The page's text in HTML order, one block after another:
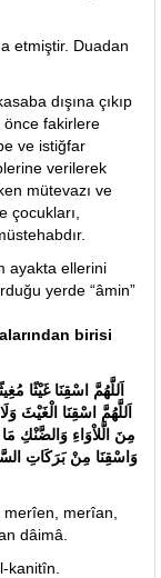
etmiştir. Duadan
dışına çıkıp
önce fakirlere
ve istiğfar
verilerek
mütevazı ve
çocukları,
ayakta ellerini
yerde “âmin”
birisi
اَللَّهُمَّ اسْقِنَا غَيْثًا
اَللَّهُمَّ اسْقِنَا الْغَيْثَ
مِنَ الَّلاْوَاءِ وَالضَّنْكِ مَا
وَاسْقِنَا مِنْ بَرَكَاتِ
merîen, merîan,
dâimâ.
kanitîn.